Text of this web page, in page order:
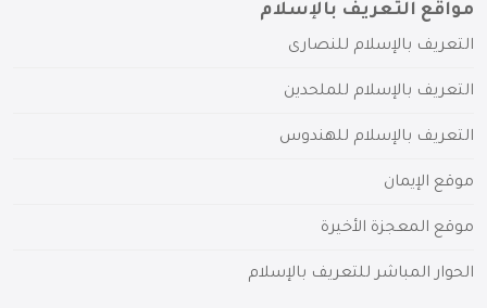
مواقع التعريف بالإسلام
التعريف بالإسلام للنصارى
التعريف بالإسلام للملحدين
التعريف بالإسلام للهندوس
موقع الإيمان
موقع المعجزة الأخيرة
الحوار المباشر للتعريف بالإسلام